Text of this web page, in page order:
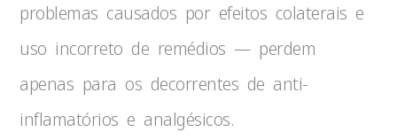
problemas causados por efeitos colaterais e
uso incorreto de remédios — perdem
apenas para os decorrentes de anti-
inflamatórios e analgésicos.